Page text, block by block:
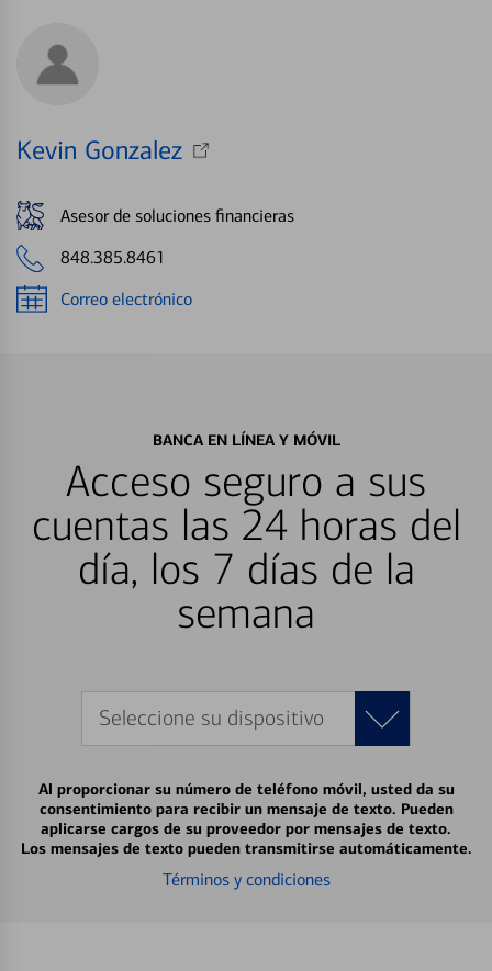
Kevin Gonzalez
Asesor de soluciones financieras
848.385.8461
Correo electrónico
BANCA EN LÍNEA Y MÓVIL
Acceso seguro a sus
cuentas las 24 horas del
día, los 7 días de la
semana
Seleccione su dispositivo
Al proporcionar su número de teléfono móvil, usted da su
consentimiento para recibir un mensaje de texto. Pueden
aplicarse cargos de su proveedor por mensajes de texto.
Los mensajes de texto pueden transmitirse automáticamente.
Términos y condiciones